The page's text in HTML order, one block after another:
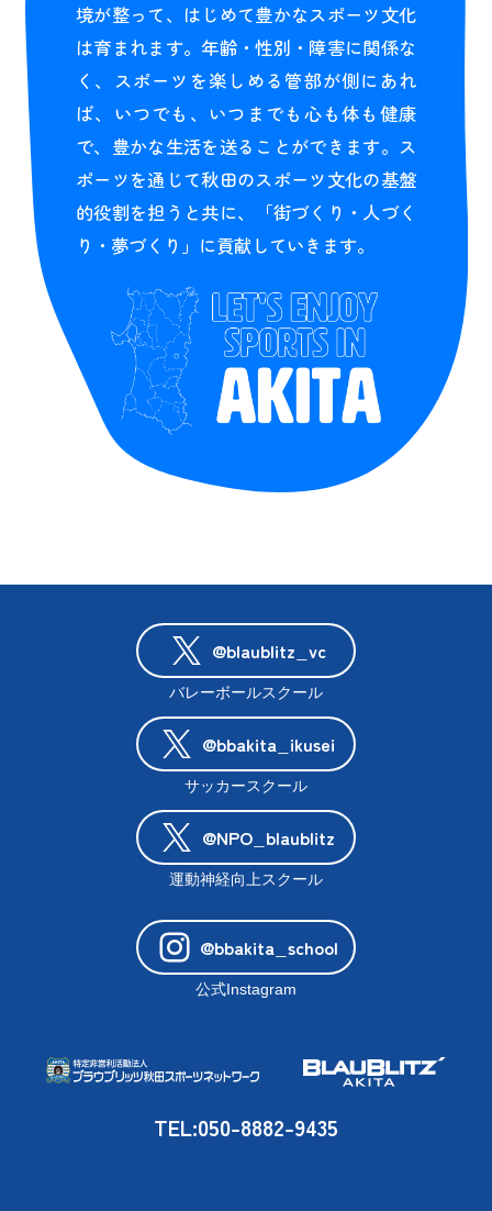
境が整って、はじめて豊かなスポーツ文化
は育まれます。年齢・性別・障害に関係な
く、スポーツを楽しめる管部が側にあれ
ば、いつでも、いつまでも心も体も健康
で、豊かな生活を送ることができます。ス
ポーツを通じて秋田のスポーツ文化の基盤
的役割を担うと共に、「街づくり・人づく
り・夢づくり」に貢献していきます。
@blaublitz_vc
バレーボールスクール
@bbakita_ikusei
サッカースクール
@NPO_blaublitz
運動神経向上スクール
@bbakita_school
公式Instagram
TEL:050-8882-9435